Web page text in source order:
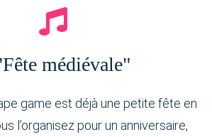
médiévale"
game est déjà une petite fête en
l’organisez pour un anniversaire,